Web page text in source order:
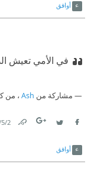
أوافق
في الأمي تعيش
مشاركة من Ash ، من
2‏/5‏/2023
أوافق